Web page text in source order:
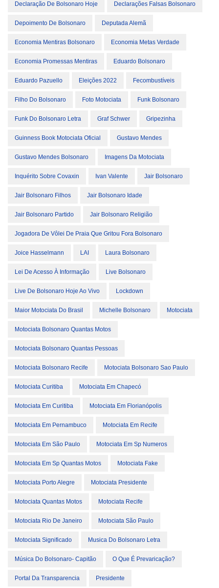
Declaração De Bolsonaro Hoje Declarações Falsas Bolsonaro
Depoimento De Bolsonaro Deputada Alemã
Economia Mentiras Bolsonaro Economia Metas Verdade
Economia Promessas Mentiras Eduardo Bolsonaro
Eduardo Pazuello Eleições 2022 Fecombustíveis
Filho Do Bolsonaro Foto Motociata Funk Bolsonaro
Funk Do Bolsonaro Letra Graf Schwer Gripezinha
Guinness Book Motociata Oficial Gustavo Mendes
Gustavo Mendes Bolsonaro Imagens Da Motociata
Inquérito Sobre Covaxin Ivan Valente Jair Bolsonaro
Jair Bolsonaro Filhos Jair Bolsonaro Idade
Jair Bolsonaro Partido Jair Bolsonaro Religião
Jogadora De Vôlei De Praia Que Gritou Fora Bolsonaro
Joice Hasselmann LAI Laura Bolsonaro
Lei De Acesso À Informação Live Bolsonaro
Live De Bolsonaro Hoje Ao Vivo Lockdown
Maior Motociata Do Brasil Michelle Bolsonaro Motociata
Motociata Bolsonaro Quantas Motos
Motociata Bolsonaro Quantas Pessoas
Motociata Bolsonaro Recife Motociata Bolsonaro Sao Paulo
Motociata Curitiba Motociata Em Chapecó
Motociata Em Curitiba Motociata Em Florianópolis
Motociata Em Pernambuco Motociata Em Recife
Motociata Em São Paulo Motociata Em Sp Numeros
Motociata Em Sp Quantas Motos Motociata Fake
Motociata Porto Alegre Motociata Presidente
Motociata Quantas Motos Motociata Recife
Motociata Rio De Janeiro Motociata São Paulo
Motociata Significado Musica Do Bolsonaro Letra
Música Do Bolsonaro- Capitão O Que É Prevaricação?
Portal Da Transparencia Presidente